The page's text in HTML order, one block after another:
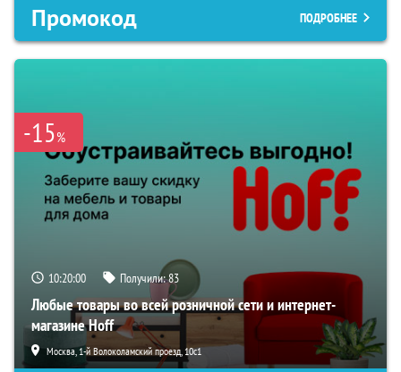
Промокод ПОДРОБНЕЕ
-15%
10:19:59 Получили:83
Любые товары во всей розничной сети и интернет-
магазине Hoff
Москва, 1-й Волоколамский проезд, 10с1